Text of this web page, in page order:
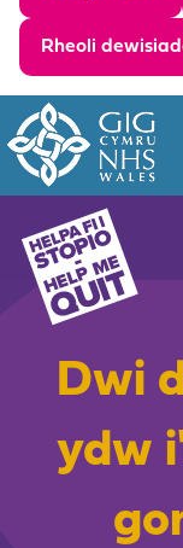
Rheoli
Dwi
ydw